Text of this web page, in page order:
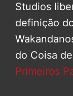
Studios
definição
do Coisa de
Primeiros